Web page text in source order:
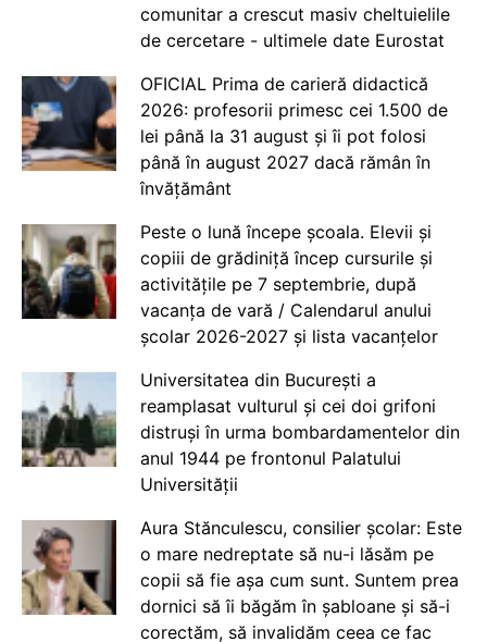
comunitar a crescut masiv cheltuielile
de cercetare - ultimele date Eurostat
OFICIAL Prima de carieră didactică
2026: profesorii primesc cei 1.500 de
lei până la 31 august și îi pot folosi
până în august 2027 dacă rămân în
învățământ
Peste o lună începe școala. Elevii și
copiii de grădiniță încep cursurile și
activitățile pe 7 septembrie, după
vacanța de vară / Calendarul anului
școlar 2026-2027 și lista vacanțelor
Universitatea din București a
reamplasat vulturul și cei doi grifoni
distruși în urma bombardamentelor din
anul 1944 pe frontonul Palatului
Universității
Aura Stănculescu, consilier școlar: Este
o mare nedreptate să nu-i lăsăm pe
copii să fie așa cum sunt. Suntem prea
dornici să îi băgăm în șabloane și să-i
corectăm, să invalidăm ceea ce fac